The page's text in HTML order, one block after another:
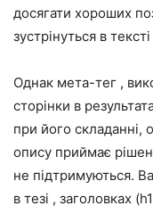
досягати хороших
зустрінуться в
Однак мета-тег ,
сторінки в
при його складанні,
опису приймає
не підтримуються.
в тезі , заголовках